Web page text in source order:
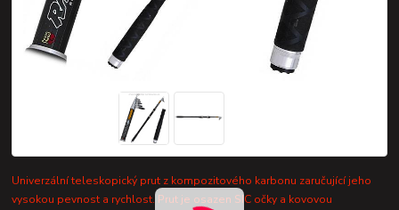
Univerzální teleskopický prut z kompozitového karbonu zaručující jeho
vysokou pevnost a rychlost. Prut je osazen SIC očky a kovovou